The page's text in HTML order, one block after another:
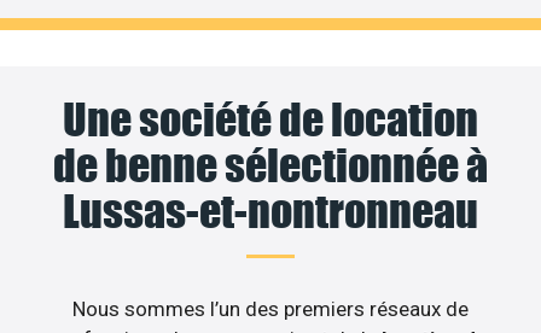
Une société de location
de benne sélectionnée à
Lussas-et-nontronneau
Nous sommes l’un des premiers réseaux de